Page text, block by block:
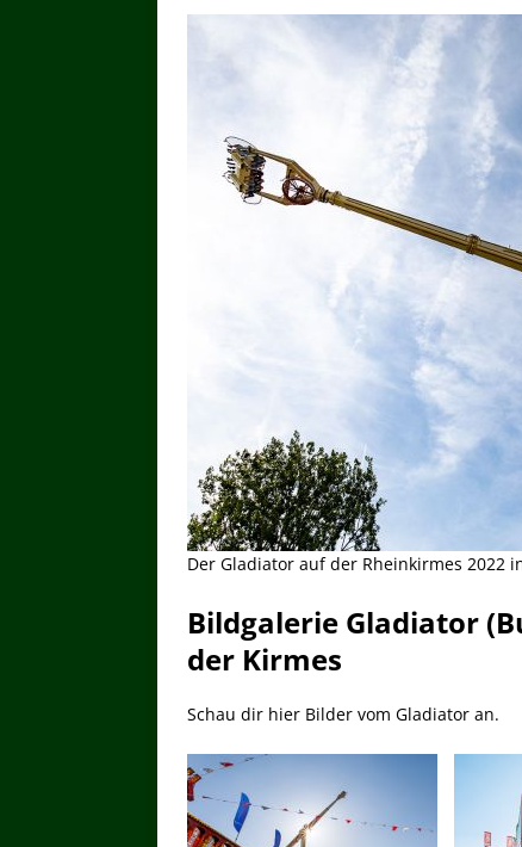
Der Gladiator auf der Rheinkirmes 2022
Bildgalerie Gladiator
der Kirmes
Schau dir hier Bilder vom Gladiator an.